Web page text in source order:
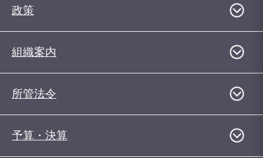
政策
組織案内
所管法令
予算・決算